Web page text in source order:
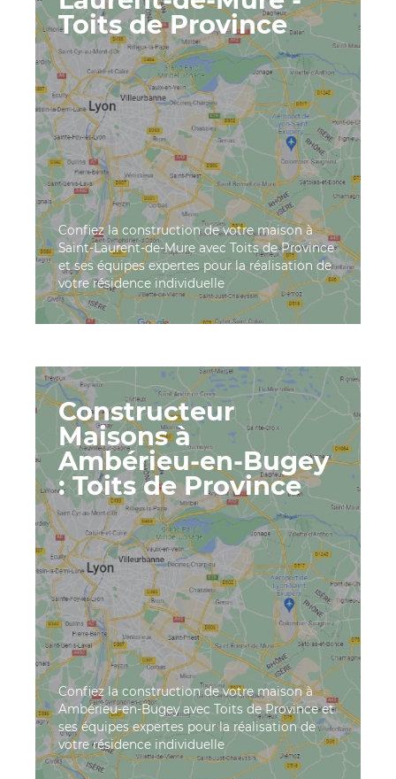
Toits de Province
Confiez la construction de votre maison à
Saint-Laurent-de-Mure avec Toits de Province
et ses équipes expertes pour la réalisation de
votre résidence individuelle
Constructeur
Maisons à
Ambérieu-en-Bugey
: Toits de Province
Confiez la construction de votre maison à
Ambérieu-en-Bugey avec Toits de Province et
ses équipes expertes pour la réalisation de
votre résidence individuelle